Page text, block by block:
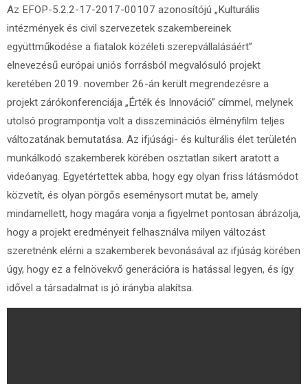
Az EFOP-5.2.2-17-2017-00107 azonosítójú „Kulturális
intézmények és civil szervezetek szakembereinek
együttműködése a fiatalok közéleti szerepvállalásáért”
elnevezésű európai uniós forrásból megvalósuló projekt
keretében 2019. november 26-án került megrendezésre a
projekt zárókonferenciája „Érték és Innováció” címmel, melynek
utolsó programpontja volt a disszeminációs élményfilm teljes
változatának bemutatása. Az ifjúsági- és kulturális élet területén
munkálkodó szakemberek körében osztatlan sikert aratott a
videóanyag. Egyetértettek abba, hogy egy olyan friss látásmódot
közvetít, és olyan pörgős eseménysort mutat be, amely
mindamellett, hogy magára vonja a figyelmet pontosan ábrázolja,
hogy a projekt eredményeit felhasználva milyen változást
szeretnénk elérni a szakemberek bevonásával az ifjúság körében
úgy, hogy ez a felnövekvő generációra is hatással legyen, és így
idővel a társadalmat is jó irányba alakítsa.